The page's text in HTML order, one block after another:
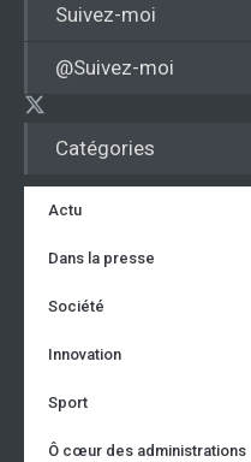
Catégories
Actu
Dans la presse
Société
Innovation
Sport
Ô cœur des administrations
Suivez-moi
@Suivez-moi